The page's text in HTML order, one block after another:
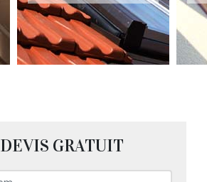
DEVIS GRATUIT